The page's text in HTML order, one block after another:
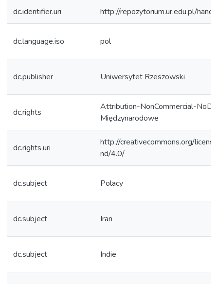
dc.identifier.uri http://repozytorium.ur.edu.pl/
dc.language.iso pol
dc.publisher Uniwersytet Rzeszowski
dc.rights
Attribution-NonCommercial-
Międzynarodowe
dc.rights.uri
http://creativecommons.org/
nd/4.0/
dc.subject Polacy
dc.subject Iran
dc.subject Indie